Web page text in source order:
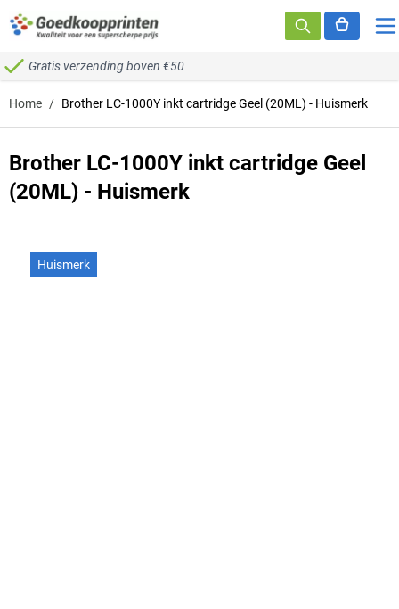
Ga naar de inhoud
Gratis verzending boven €50
Home / Brother LC-1000Y inkt cartridge Geel (20ML) - Huismerk
Brother LC-1000Y inkt cartridge Geel
(20ML) - Huismerk
Huismerk